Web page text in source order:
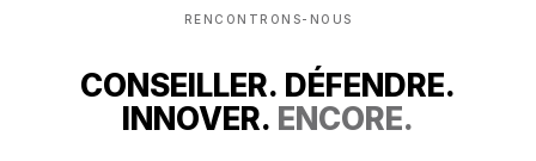
RENCONTRONS-NOUS
CONSEILLER. DÉFENDRE.
INNOVER. ENCORE.